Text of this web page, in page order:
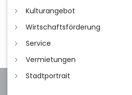
Kulturangebot
Wirtschaftsförderung
Service
Vermietungen
Stadtportrait